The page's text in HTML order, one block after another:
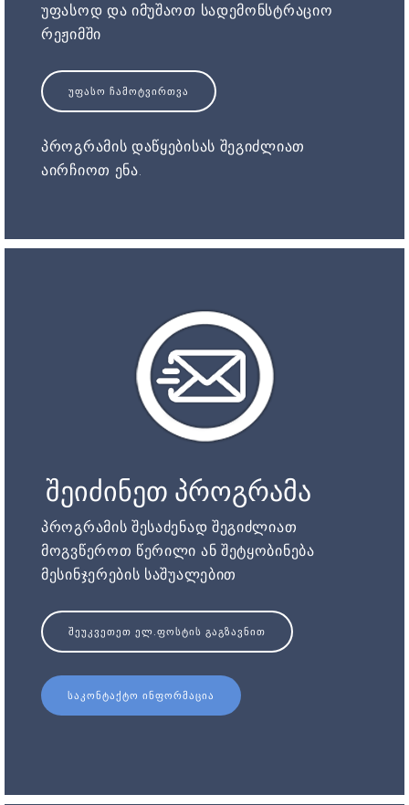
უფასოდ და იმუშაოთ სადემონსტრაციო
რეჟიმში
ᲣᲤᲐᲡᲝ ᲩᲐᲛᲝᲢᲕᲘᲠᲗᲕᲐ
პროგრამის დაწყებისას შეგიძლიათ
აირჩიოთ ენა.
შეიძინეთ პროგრამა
პროგრამის შესაძენად შეგიძლიათ
მოგვწეროთ წერილი ან შეტყობინება
მესინჯერების საშუალებით
ᲨᲔᲣᲙᲕᲔᲗᲔᲗ ᲔᲚ.ᲤᲝᲡᲢᲘᲡ ᲒᲐᲒᲖᲐᲕᲜᲘᲗ
ᲡᲐᲙᲝᲜᲢᲐᲥᲢᲝ ᲘᲜᲤᲝᲠᲛᲐᲪᲘᲐ